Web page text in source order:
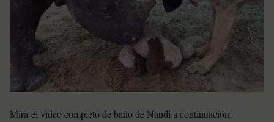
Mira el video completo de baño de Nandi a continuación: